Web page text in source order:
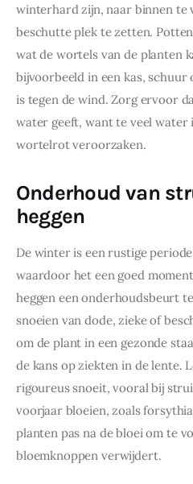
winterhard zijn, naar binnen te
beschutte plek te zetten.
wat de wortels van de planten
bijvoorbeeld in een kas, schuur
is tegen de wind. Zorg ervoor
water geeft, want te veel water
wortelrot veroorzaken.
Onderhoud van
heggen
De winter is een rustige
waardoor het een goed
heggen een onderhoudsbeurt
snoeien van dode, zieke of
om de plant in een gezonde
de kans op ziekten in de lente.
rigoureus snoeit, vooral bij
voorjaar bloeien, zoals
planten pas na de bloei om te
bloemknoppen verwijdert.